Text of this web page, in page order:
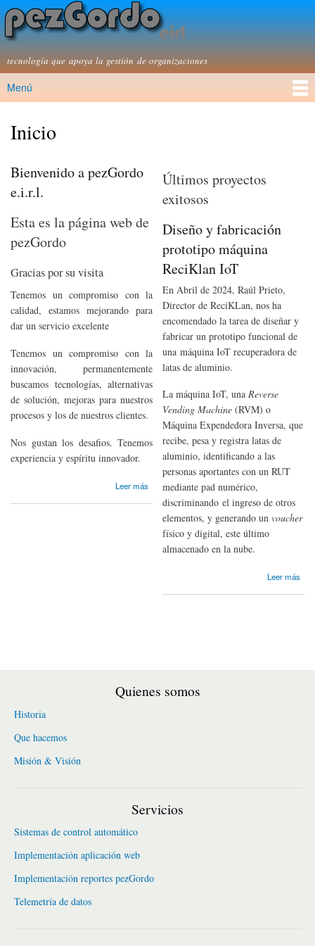
Pasar al
contenido
pezGordo e.i.r.l.
tecnología que apoya la gestión de organizaciones
Menú principal
Menú
Inicio
Bienvenido a pezGordo
e.i.r.l.
Esta es la página web de
pezGordo
Gracias por su visita
Tenemos un compromiso con la
calidad, estamos mejorando para
dar un servicio excelente
Tenemos un compromiso con la
innovación, permanentemente
buscamos tecnologías, alternativas
de solución, mejoras para nuestros
procesos y los de nuestros clientes.
Nos gustan los desafios. Tenemos
experiencia y espíritu innovador.
Leer más
sobre Bienvenido a pezGordo e.i.r.l.
Últimos proyectos
exitosos
Diseño y fabricación
prototipo máquina
ReciKlan IoT
En Abril de 2024, Raúl Prieto,
Director de ReciKLan, nos ha
encomendado la tarea de diseñar y
fabricar un prototipo funcional de
una máquina IoT recuperadora de
latas de aluminio.
La máquina IoT, una Reverse
Vending Machine (RVM) o
Máquina Expendedora Inversa, que
recibe, pesa y registra latas de
aluminio, identificando a las
personas aportantes con un RUT
mediante pad numérico,
discriminando el ingreso de otros
elementos, y generando un voucher
físico y digital, este último
almacenado en la nube.
Leer más
sobre Diseño y fabricación prototipo
Quienes somos
Historia
Que hacemos
Misión & Visión
Servicios
Sistemas de control automático
Implementación aplicación web
Implementación reportes pezGordo
Telemetría de datos